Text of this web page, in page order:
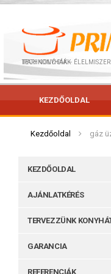
IPARI KONYHÁK – ÉLELMISZERIPARI TECHNOLÓGIÁK
KEZDŐOLDAL
Kezdőoldal gáz
KEZDŐOLDAL
AJÁNLATKÉRÉS
TERVEZZÜNK
GARANCIA
REFERENCIÁK